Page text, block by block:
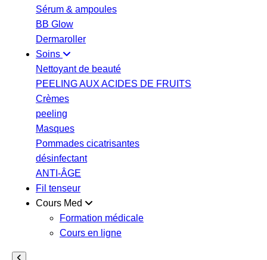
Sérum & ampoules
BB Glow
Dermaroller
Soins
Nettoyant de beauté
PEELING AUX ACIDES DE FRUITS
Crèmes
peeling
Masques
Pommades cicatrisantes
désinfectant
ANTI-ÂGE
Fil tenseur
Cours Med
Formation médicale
Cours en ligne